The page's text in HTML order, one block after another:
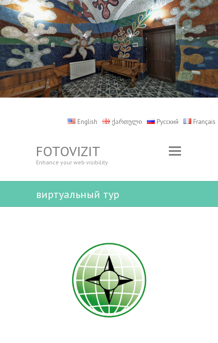
Français
Русский
ქართული
English
FOTOVIZIT
Enhance your web visibility
виртуальный тур